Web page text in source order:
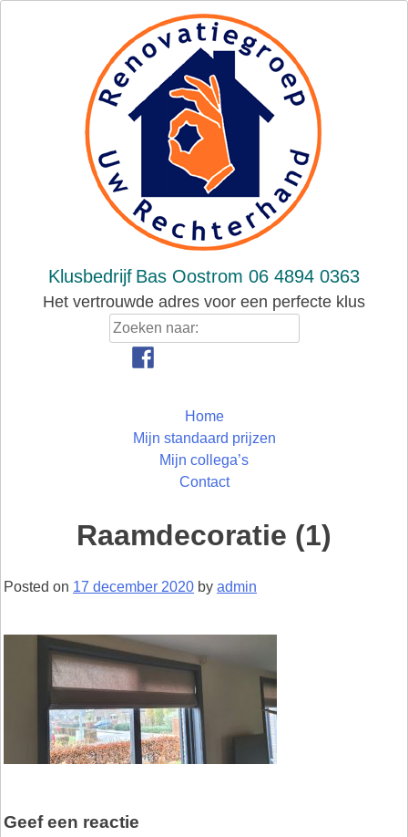
Klusbedrijf Bas Oostrom 06 4894 0363
Het vertrouwde adres voor een perfecte klus
Home
Mijn standaard prijzen
Mijn collega’s
Contact
Raamdecoratie (1)
Posted on 17 december 2020 by admin
Geef een reactie